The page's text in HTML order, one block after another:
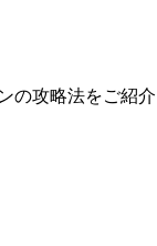
の攻略法をご紹介